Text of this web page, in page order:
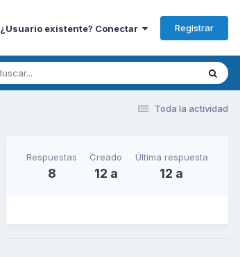
¿Usuario existente? Conectar Registrar
Toda la actividad
Respuestas
8
Creado
12 a
Última respuesta
12 a